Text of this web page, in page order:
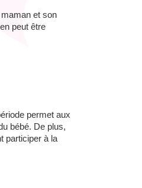
maman et son
peut être
permet aux
bébé. De plus,
participer à la